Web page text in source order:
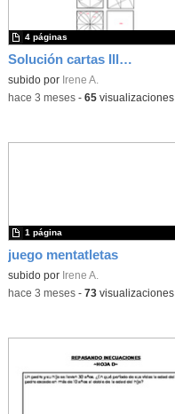
Solución cartas Illusion
Contenido educativo.
subido por Irene A.
4 páginas
-hace 3 meses- 65visualizaciones
juego mentatletas
Contenido educativo.
subido por Irene A.
1 página
-hace 3 meses- 73visualizaciones